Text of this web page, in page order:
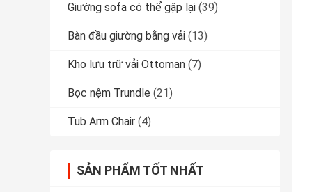
Giường sofa có thể gập lại (39)
Bàn đầu giường bằng vải (13)
Kho lưu trữ vải Ottoman (7)
Bọc nệm Trundle (21)
Tub Arm Chair (4)
SẢN PHẨM TỐT NHẤT